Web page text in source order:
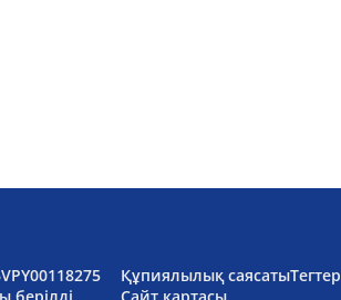
Құпиялылық саясатыТегтер